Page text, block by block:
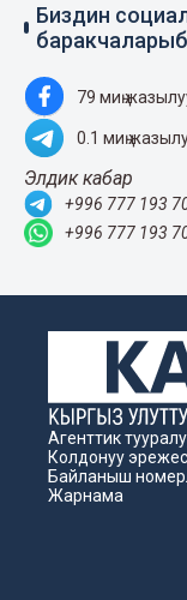
Биздин
79 миң
0.1 миң
Элдик кабар
+996 777 193
+996 777 193
Агенттик
Колдонуу
Байланыш
Жарнама